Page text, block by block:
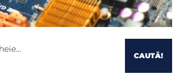
CAUTĂ!